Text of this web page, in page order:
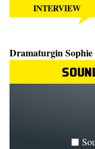
INTERVIEW
Dramaturgin